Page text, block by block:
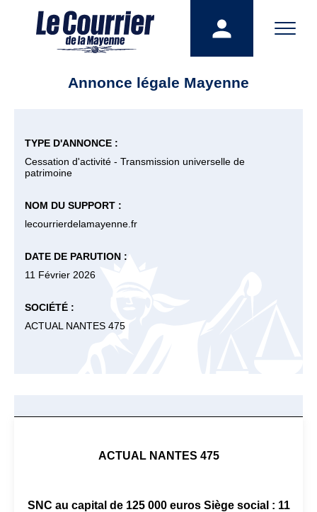
Annonce légale Mayenne
TYPE D'ANNONCE :
Cessation d'activité - Transmission universelle de
patrimoine
NOM DU SUPPORT :
lecourrierdelamayenne.fr
DATE DE PARUTION :
11 Février 2026
SOCIÉTÉ :
ACTUAL NANTES 475
ACTUAL NANTES 475
SNC au capital de 125 000 euros Siège social : 11